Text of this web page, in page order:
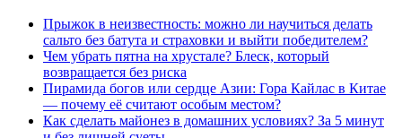
Прыжок в неизвестность: можно ли научиться делать
сальто без батута и страховки и выйти победителем?
Чем убрать пятна на хрустале? Блеск, который
возвращается без риска
Пирамида богов или сердце Азии: Гора Кайлас в Китае
— почему её считают особым местом?
Как сделать майонез в домашних условиях? За 5 минут